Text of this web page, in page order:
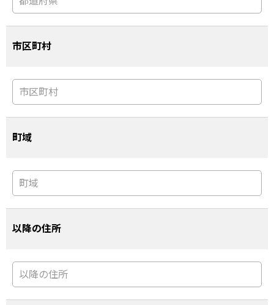
市区町村
町域
以降の住所